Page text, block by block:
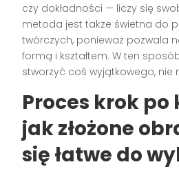
czy dokładności — liczy się
metoda jest także świetna do
twórczych, ponieważ pozwala
formą i kształtem. W ten
stworzyć coś wyjątkowego, nie
Proces krok
jak złożone
się łatwe do